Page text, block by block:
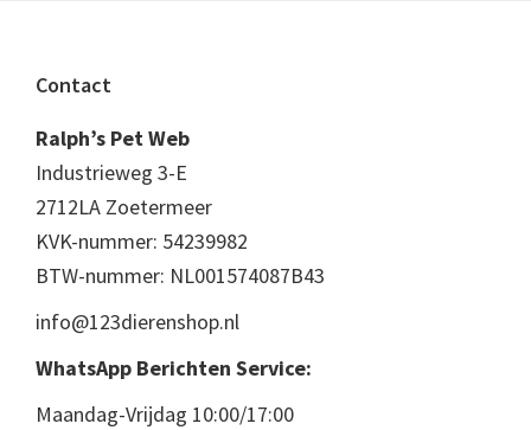
Footer
Contact
Ralph’s Pet Web
Industrieweg 3-E
2712LA Zoetermeer
KVK-nummer: 54239982
BTW-nummer: NL001574087B43
info@123dierenshop.nl
WhatsApp Berichten Service:
Maandag-Vrijdag 10:00/17:00